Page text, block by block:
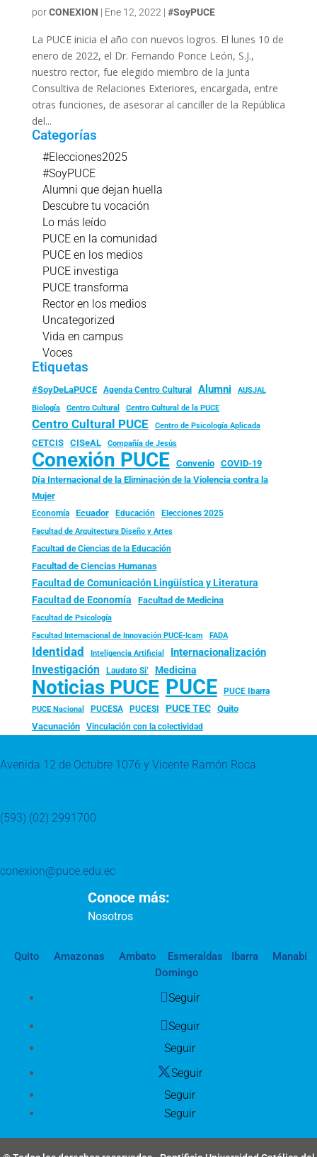
porCONEXION | Ene 12, 2022 | #SoyPUCE
La PUCE inicia el año con nuevos logros. El lunes 10 de
enero de 2022, el Dr. Fernando Ponce León, S.J.,
nuestro rector, fue elegido miembro de la Junta
Consultiva de Relaciones Exteriores, encargada, entre
otras funciones, de asesorar al canciller de la República
del...
Categorías
#Elecciones2025
#SoyPUCE
Alumni que dejan huella
Descubre tu vocación
Lo más leído
PUCE en la comunidad
PUCE en los medios
PUCE investiga
PUCE transforma
Rector en los medios
Uncategorized
Vida en campus
Voces
Etiquetas
#SoyDeLaPUCE Agenda Centro Cultural Alumni
AUSJAL
Biología
Centro Cultural Centro Cultural de la PUCE
Centro Cultural PUCE Centro de Psicología Aplicada
CETCIS CISeAL Compañía de Jesús
Conexión PUCE Convenio
COVID-19
Día Internacional de la Eliminación de la Violencia contra la
Mujer
Economía Ecuador Educación Elecciones 2025
Facultad de Arquitectura Diseño y Artes
Facultad de Ciencias de la Educación
Facultad de Ciencias Humanas
Facultad de Comunicación Lingüística y Literatura
Facultad de Economía Facultad de Medicina
Facultad de Psicología
Facultad Internacional de Innovación PUCE-Icam FADA
Identidad Inteligencia Artificial Internacionalización
Investigación Laudato Si’ Medicina
Noticias PUCE PUCE PUCE Ibarra
PUCE Nacional PUCESA PUCESI PUCE TEC
Quito
Vacunación
Vinculación con la colectividad
Avenida 12 de Octubre 1076 y Vicente Ramón Roca
(593) (02) 2991700
conexion@puce.edu.ec
Conoce más:
Nosotros
Quito Amazonas Ambato Esmeraldas Ibarra
Manabí
Domingo
Seguir
Seguir
Seguir
Seguir
Seguir
Seguir